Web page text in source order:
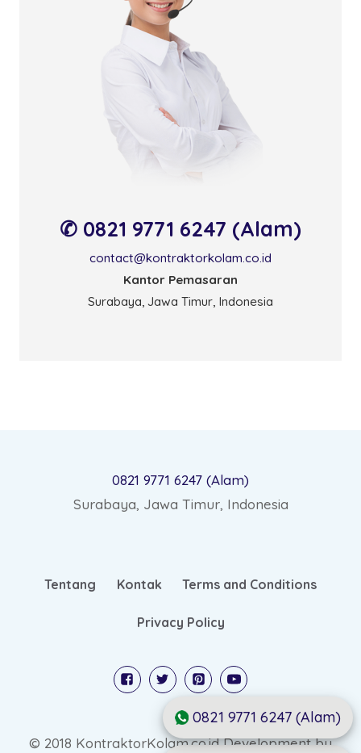
✆ 0821 9771 6247 (Alam)
contact@kontraktorkolam.co.id
Kantor Pemasaran
Surabaya, Jawa Timur, Indonesia
0821 9771 6247 (Alam)
Surabaya, Jawa Timur, Indonesia
0821 9771 6247 (Alam)
Tentang Kontak Terms and Conditions
Privacy Policy
© 2018 KontraktorKolam.co.id Development by